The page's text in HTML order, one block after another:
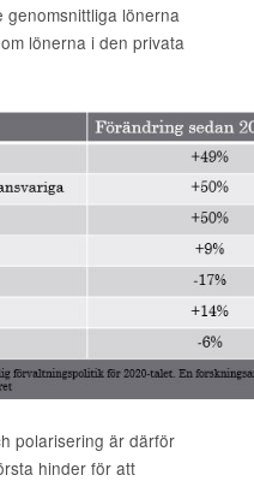
lönerna
lönerna i den privata
polarisering är därför
hinder för att